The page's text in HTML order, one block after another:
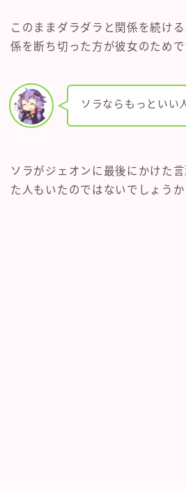
このままダラダラと関係を続け
係を断ち切った方が彼女のためで
ソラならもっといい
ソラがジェオンに最後にかけた
た人もいたのではないでしょうか